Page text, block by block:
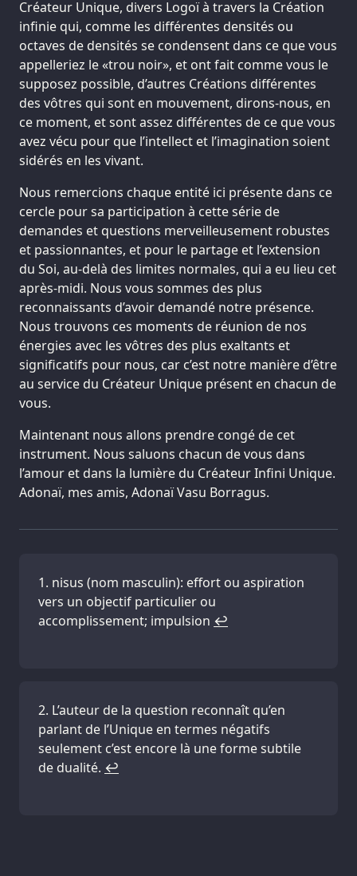
Créateur Unique, divers Logoï à travers la Création
infinie qui, comme les différentes densités ou
octaves de densités se condensent dans ce que vous
appelleriez le «trou noir», et ont fait comme vous le
supposez possible, d’autres Créations différentes
des vôtres qui sont en mouvement, dirons-nous, en
ce moment, et sont assez différentes de ce que vous
avez vécu pour que l’intellect et l’imagination soient
sidérés en les vivant.
Nous remercions chaque entité ici présente dans ce
cercle pour sa participation à cette série de
demandes et questions merveilleusement robustes
et passionnantes, et pour le partage et l’extension
du Soi, au-delà des limites normales, qui a eu lieu cet
après-midi. Nous vous sommes des plus
reconnaissants d’avoir demandé notre présence.
Nous trouvons ces moments de réunion de nos
énergies avec les vôtres des plus exaltants et
significatifs pour nous, car c’est notre manière d’être
au service du Créateur Unique présent en chacun de
vous.
Maintenant nous allons prendre congé de cet
instrument. Nous saluons chacun de vous dans
l’amour et dans la lumière du Créateur Infini Unique.
Adonaï, mes amis, Adonaï Vasu Borragus.
nisus (nom masculin): effort ou aspiration
vers un objectif particulier ou
accomplissement; impulsion ↩
L’auteur de la question reconnaît qu’en
parlant de l’Unique en termes négatifs
seulement c’est encore là une forme subtile
de dualité. ↩